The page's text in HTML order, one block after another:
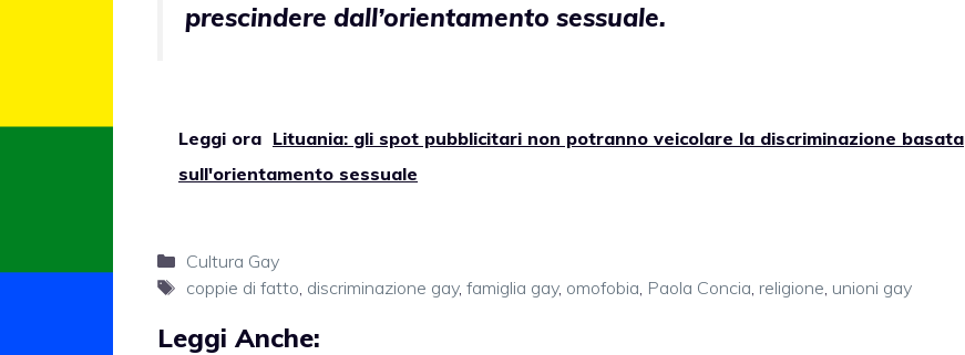
prescindere dall’orientamento sessuale.
Leggi ora Lituania: gli spot pubblicitari non potranno veicolare la discriminazione basata
sull'orientamento sessuale
Categorie
Cultura Gay
Tag
coppie di fatto discriminazione gay, famiglia gay, omofobia Paola Concia religione unioni gay
Leggi Anche: